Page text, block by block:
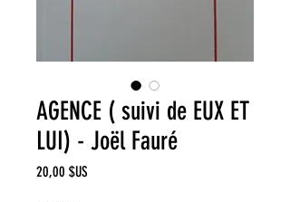
AGENCE ( suivi de EUX ET
LUI) - Joël Fauré
20,00 $US